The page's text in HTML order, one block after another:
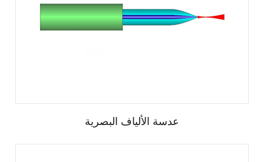
عدسة الألياف البصرية